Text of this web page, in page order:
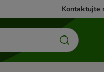
Kontaktujte